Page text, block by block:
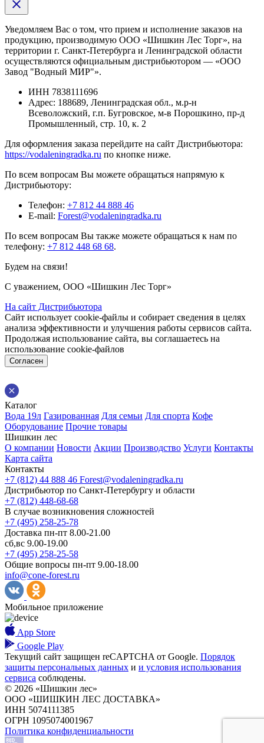
Уведомляем Вас о том, что прием и исполнение заказов на
продукцию, производимую ООО «Шишкин Лес Торг», на
территории г. Санкт-Петербурга и Ленинградской области
осуществляются официальным дистрибьютором — «ООО
Завод "Водный МИР"».
ИНН 7838111696
Адрес: 188689, Ленинградская обл., м.р-н
Всеволожский, г.п. Бугровское, м-в Порошкино, пр-д
Промышленный, стр. 10, к. 2
Для оформления заказа перейдите на сайт Дистрибьютора:
https://vodaleningradka.ru по кнопке ниже.
По всем вопросам Вы можете обращаться напрямую к
Дистрибьютору:
Телефон: +7 812 44 888 46
E-mail: Forest@vodaleningradka.ru
По всем вопросам Вы также можете обращаться к нам по
телефону: +7 812 448 68 68.
Будем на связи!
С уважением, ООО «Шишкин Лес Торг»
На сайт Дистрибьютора
Сайт использует cookie-файлы и собирает сведения в целях
анализа эффективности и улучшения работы сервисов сайта.
Продолжая использование сайта, вы соглашаетесь на
использование cookie-файлов
Согласен
Каталог
Вода 19л Газированная Для семьи Для спорта Кофе
Оборудование Прочие товары
Шишкин лес
О компании Новости Акции Производство Услуги Контакты
Карта сайта
Контакты
+7 (812) 44 888 46 Forest@vodaleningradka.ru
Дистрибьютор по Санкт-Петербургу и области
+7 (812) 448-68-68
В случае возникновения сложностей
+7 (495) 258-25-78
Доставка пн-пт 8.00-21.00
сб,вс 9.00-19.00
+7 (495) 258-25-58
Общие вопросы пн-пт 9.00-18.00
info@cone-forest.ru
Мобильное приложение
App Store
Google Play
Текущий сайт защищен reCAPTCHA от Google. Порядок
защиты персональных данных и и условия использования
сервиса соблюдены.
© 2026 «Шишкин лес»
ООО «ШИШКИН ЛЕС ДОСТАВКА»
ИНН 5074111385
ОГРН 1095074001967
Политика конфиденциальности